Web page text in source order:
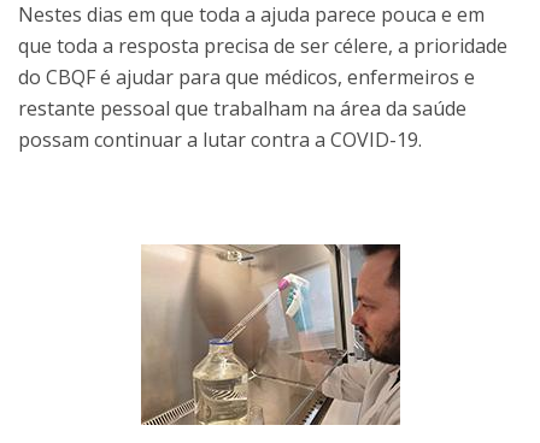
Nestes dias em que toda a ajuda parece pouca e em
que toda a resposta precisa de ser célere, a prioridade
do CBQF é ajudar para que médicos, enfermeiros e
restante pessoal que trabalham na área da saúde
possam continuar a lutar contra a COVID-19.